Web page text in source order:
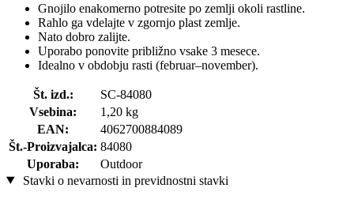
Gnojilo enakomerno potresite po zemlji okoli rastline.
Rahlo ga vdelajte v zgornjo plast zemlje.
Nato dobro zalijte.
Uporabo ponovite približno vsake 3 mesece.
Idealno v obdobju rasti (februar–november).
Št. izd.:
SC-84080
Vsebina:
1,20 kg
EAN:
4062700884089
Št.-Proizvajalca: 84080
Uporaba:
Outdoor
Stavki o nevarnosti in previdnostni stavki